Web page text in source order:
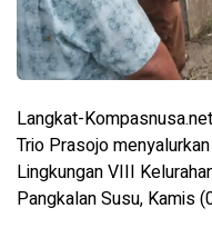
Langkat-
Trio Prasojo
Lingkungan VIII
Pangkalan Susu, Kamis